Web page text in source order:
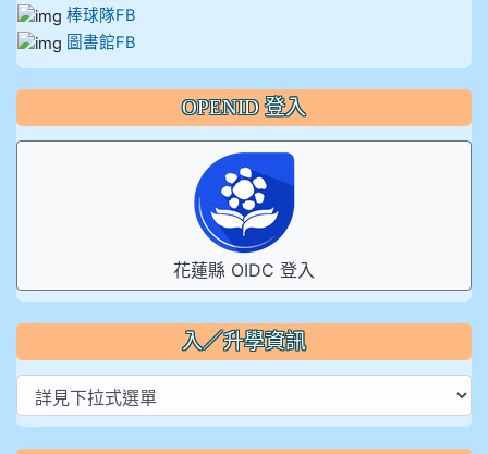
棒球隊FB
圖書館FB
OPENID 登入
花蓮縣 OIDC 登入
入／升學資訊